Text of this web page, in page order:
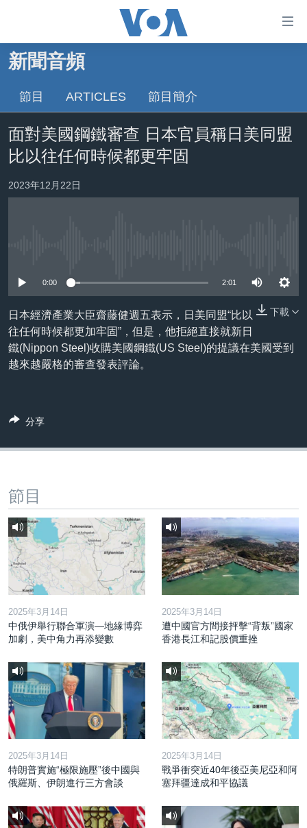
礙
鏈
轉
到
內
容
跳
轉
到
檢
索
主頁
美國大選2024
台灣
海外港人
中國
國際
經貿
視頻
VOA 60秒 (國際)
YOUTUBE頻道
時事經緯
港人港心
美國透視
建國史話
廣播節目表
國語
其他語言網站
新聞音頻
節目 ARTICLES 節目簡介
面對美國鋼鐵審查 日本官員稱日美同盟
比以往任何時候都更牢固
2023年12月22日
0:00 2:01
下載
日本經濟產業大臣齋藤健週五表示，日美同盟“比以
往任何時候都更加牢固”，但是，他拒絕直接就新日
鐵(Nippon Steel)收購美國鋼鐵(US Steel)的提議在美國受到
越來越嚴格的審查發表評論。
分享
節目
2025年3月14日
中俄伊舉行聯合軍演—地緣博弈
加劇，美中角力再添變數
2025年3月14日
遭中國官方間接抨擊“背叛”國家
香港長江和記股價重挫
2025年3月14日
特朗普實施“極限施壓”後中國與
俄羅斯、伊朗進行三方會談
2025年3月14日
戰爭衝突近40年後亞美尼亞和阿
塞拜疆達成和平協議